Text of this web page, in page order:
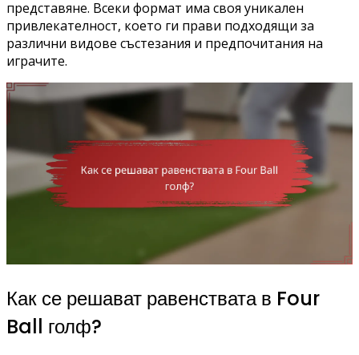
представяне. Всеки формат има своя уникален
привлекателност, което ги прави подходящи за
различни видове състезания и предпочитания на
играчите.
Как се решават равенствата в Four
Ball голф?